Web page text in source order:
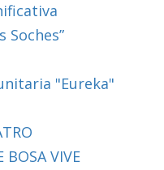
Soches”
"Eureka"
BOSA VIVE